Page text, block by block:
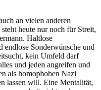
an vielen anderen
heute nur noch für Streit,
Haltlose
endlose Sonderwünsche und
kein Umfeld darf
und jeden angreifen und
als homophoben Nazi
lassen will. Eine Mentalität,